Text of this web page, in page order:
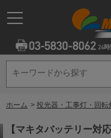
キーワードから探す
キーワードから探す
ホーム > 投光器・工事灯・回転
【マキタバッテリー対